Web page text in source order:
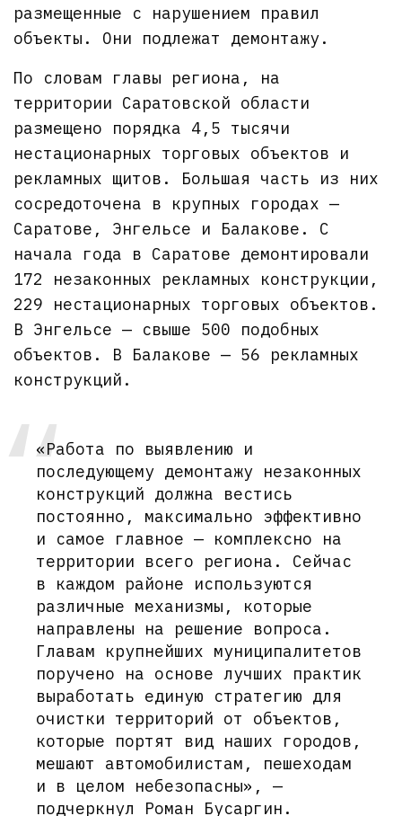
размещенные с нарушением правил
объекты. Они подлежат демонтажу.
По словам главы региона, на
территории Саратовской области
размещено порядка 4,5 тысячи
нестационарных торговых объектов и
рекламных щитов. Большая часть из них
сосредоточена в крупных городах —
Саратове, Энгельсе и Балакове. С
начала года в Саратове демонтировали
172 незаконных рекламных конструкции,
229 нестационарных торговых объектов.
В Энгельсе — свыше 500 подобных
объектов. В Балакове — 56 рекламных
конструкций.
«Работа по выявлению и
последующему демонтажу незаконных
конструкций должна вестись
постоянно, максимально эффективно
и самое главное — комплексно на
территории всего региона. Сейчас
в каждом районе используются
различные механизмы, которые
направлены на решение вопроса.
Главам крупнейших муниципалитетов
поручено на основе лучших практик
выработать единую стратегию для
очистки территорий от объектов,
которые портят вид наших городов,
мешают автомобилистам, пешеходам
и в целом небезопасны», —
подчеркнул Роман Бусаргин.